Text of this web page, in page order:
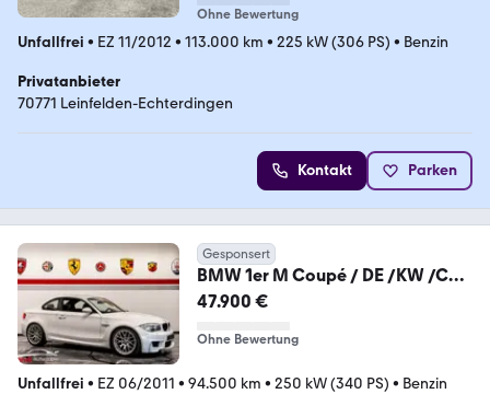
Ohne Bewertung
Unfallfrei • EZ 11/2012 • 113.000 km • 225 kW (306 PS) • Benzin
Privatanbieter
70771 Leinfelden-Echterdingen
Kontakt Parken
Gesponsert
BMW 1er M Coupé / DE /KW /CAE
/Performance /Garantie
47.900 €
Ohne Bewertung
Unfallfrei • EZ 06/2011 • 94.500 km • 250 kW (340 PS) • Benzin